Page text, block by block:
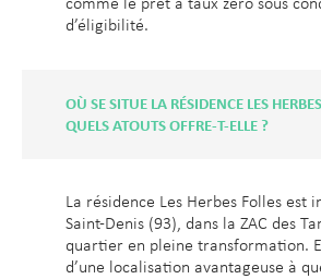
comme le prêt à taux zéro sous
d’éligibilité.
OÙ SE SITUE LA RÉSIDENCE LES
QUELS ATOUTS OFFRE-T-ELLE ?
La résidence Les Herbes Folles est
Saint-Denis (93), dans la ZAC des
quartier en pleine transformation.
d’une localisation avantageuse à